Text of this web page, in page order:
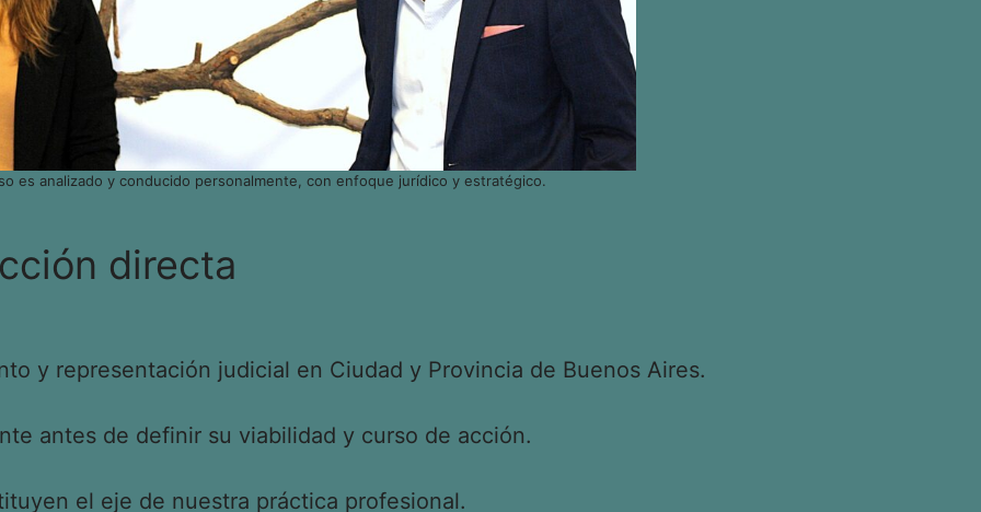
es analizado y conducido personalmente, con enfoque jurídico y estratégico.
directa
y representación judicial en Ciudad y Provincia de Buenos Aires.
antes de definir su viabilidad y curso de acción.
el eje de nuestra práctica profesional.